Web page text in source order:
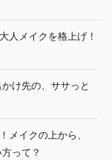
人メイクを格上げ！
け先の、ササっと
メイクの上から、
って？